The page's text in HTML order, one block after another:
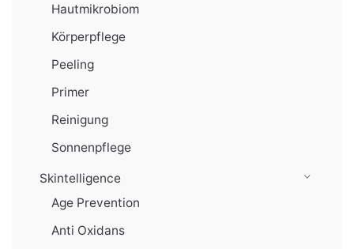
Hautmikrobiom
Körperpflege
Peeling
Primer
Reinigung
Sonnenpflege
Skintelligence
Age Prevention
Anti Oxidans